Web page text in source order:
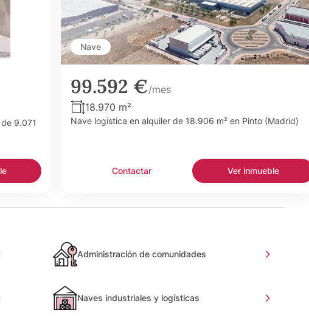
9.071
Nave
99.592 €/mes
18.970 m²
Nave logística en alquiler de 18.906 m² en Pinto (Madrid)
Contactar Ver inmueble
Administración de comunidades
Naves industriales y logísticas